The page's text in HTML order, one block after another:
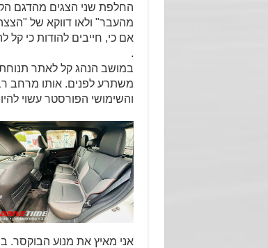
החלפת שני הצגים מהדגם
מהעבר" ולאו דווקא של
אם כי, חייבים להודות כי
.
במושב הנהג קל לאתר
משתרע לפנים. אותו מרחב
והשימושי הפורסטר עשוי
אני מאיץ את מנוע הבוקסר.